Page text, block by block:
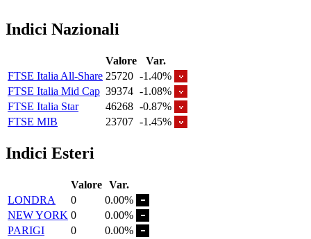
Indici Nazionali
Valore
Var.
FTSE Italia All-Share 25720 -1.40%
FTSE Italia Mid Cap 39374 -1.08%
FTSE Italia Star
46268 -0.87%
FTSE MIB
23707 -1.45%
Indici Esteri
Valore Var.
LONDRA
0
0.00%
NEW YORK 0
0.00%
PARIGI
0
0.00%